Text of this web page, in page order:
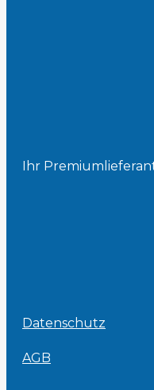
Ihr
Datenschutz
AGB